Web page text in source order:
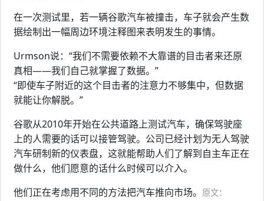
在一次测试里，若一辆谷歌汽车被撞击，车子就会产生数
据绘制出一幅周边环境注释图来表明发生的事情。
Urmson说：“我们不需要依赖不大靠谱的目击者来还原
真相——我们自己就掌握了数据。”
“即使车子附近的这个目击者的注意力不够集中，但数据
就能让你解脱。”
谷歌从2010年开始在公共道路上测试汽车，确保驾驶座
上的人需要的话可以接管驾驶。公司已经计划为无人驾驶
汽车研制新的仪表盘，这就能帮助人们了解到自主车正在
做什么，他们愿意的话什么时候可以介入。
他们正在考虑用不同的方法把汽车推向市场。 原文：